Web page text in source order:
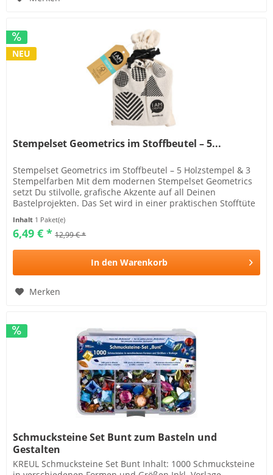
NEU
Stempelset Geometrics im Stoffbeutel – 5...
Stempelset Geometrics im Stoffbeutel – 5 Holzstempel & 3
Stempelfarben Mit dem modernen Stempelset Geometrics
setzt Du stilvolle, grafische Akzente auf all Deinen
Bastelprojekten. Das Set wird in einer praktischen Stofftüte
Inhalt 1 Paket(e)
6,49 € * 12,99 € *
In den Warenkorb
Merken
Schmucksteine Set Bunt zum Basteln und
Gestalten
KREUL Schmucksteine Set Bunt Inhalt: 1000 Schmucksteine